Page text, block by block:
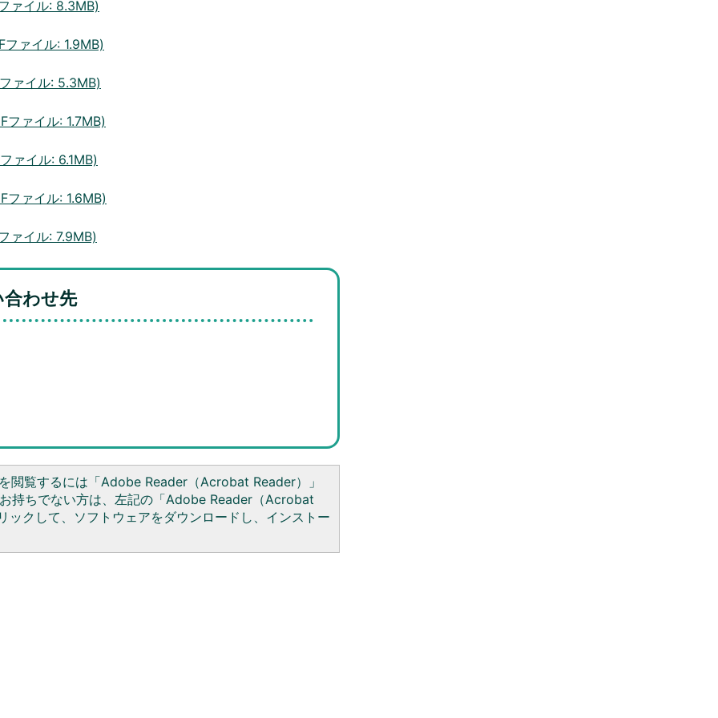
ァイル: 8.3MB)
ァイル: 1.9MB)
ァイル: 5.3MB)
ァイル: 1.7MB)
ァイル: 6.1MB)
ァイル: 1.6MB)
ァイル: 7.9MB)
わせ先
閲覧するには「Adobe Reader（Acrobat Reader）」
持ちでない方は、左記の「Adobe Reader（Acrobat
ックして、ソフトウェアをダウンロードし、インストー